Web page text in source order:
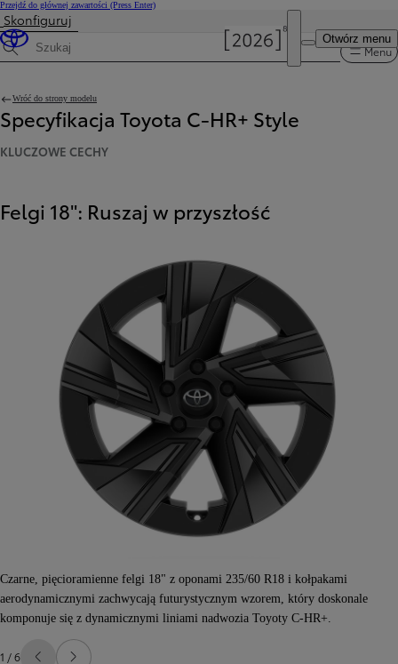
Przejdź do głównej zawartości (Press Enter)
Otwórz menu
Skonfiguruj
Wyszukaj dane techniczne Menu
Wróć do strony modelu
Specyfikacja Toyota C-HR+ Style
KLUCZOWE CECHY
Felgi 18": Ruszaj w przyszłość
Czarne, pięcioramienne felgi 18" z oponami 235/60 R18 i kołpakami
aerodynamicznymi zachwycają futurystycznym wzorem, który doskonale
komponuje się z dynamicznymi liniami nadwozia Toyoty C-HR+.
1 / 6